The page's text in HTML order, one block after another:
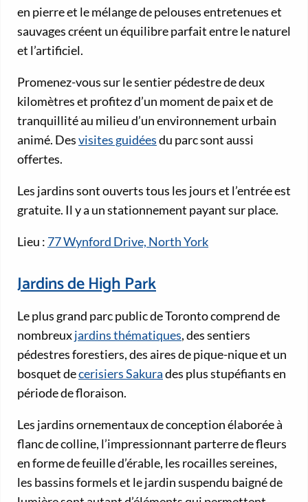
en pierre et le mélange de pelouses entretenues et
sauvages créent un équilibre parfait entre le naturel
et l’artificiel.
Promenez-vous sur le sentier pédestre de deux
kilomètres et profitez d’un moment de paix et de
tranquillité au milieu d’un environnement urbain
animé. Desvisites guidéesdu parc sont aussi
offertes.
Les jardins sont ouverts tous les jours et l’entrée est
gratuite. Il y a un stationnement payant sur place.
Lieu : 77 Wynford Drive, North York
Jardins de High Park
Le plus grand parc public de Toronto comprend de
nombreuxjardins thématiques, des sentiers
pédestres forestiers, des aires de pique-nique et un
bosquet decerisiers Sakurades plus stupéfiants en
période de floraison.
Les jardins ornementaux de conception élaborée à
flanc de colline, l’impressionnant parterre de fleurs
en forme de feuille d’érable, les rocailles sereines,
les bassins formels et le jardin suspendu baigné de